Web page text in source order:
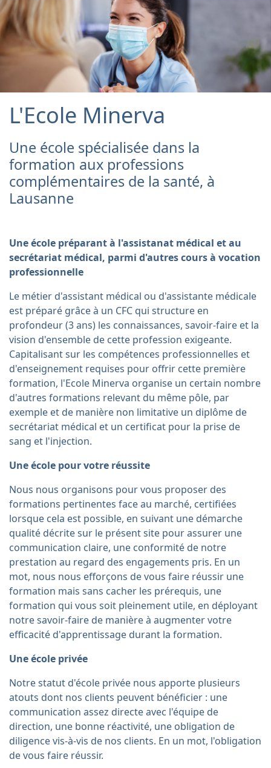
L'Ecole Minerva
Une école spécialisée dans la
formation aux professions
complémentaires de la santé, à
Lausanne
Une école préparant à l'assistanat médical et au
secrétariat médical, parmi d'autres cours à vocation
professionnelle
Le métier d'assistant médical ou d'assistante médicale
est préparé grâce à un CFC qui structure en
profondeur (3 ans) les connaissances, savoir-faire et la
vision d'ensemble de cette profession exigeante.
Capitalisant sur les compétences professionnelles et
d'enseignement requises pour offrir cette première
formation, l'Ecole Minerva organise un certain nombre
d'autres formations relevant du même pôle, par
exemple et de manière non limitative un diplôme de
secrétariat médical et un certificat pour la prise de
sang et l'injection.
Une école pour votre réussite
Nous nous organisons pour vous proposer des
formations pertinentes face au marché, certifiées
lorsque cela est possible, en suivant une démarche
qualité décrite sur le présent site pour assurer une
communication claire, une conformité de notre
prestation au regard des engagements pris. En un
mot, nous nous efforçons de vous faire réussir une
formation mais sans cacher les prérequis, une
formation qui vous soit pleinement utile, en déployant
notre savoir-faire de manière à augmenter votre
efficacité d'apprentissage durant la formation.
Une école privée
Notre statut d'école privée nous apporte plusieurs
atouts dont nos clients peuvent bénéficier : une
communication assez directe avec l'équipe de
direction, une bonne réactivité, une obligation de
diligence vis-à-vis de nos clients. En un mot, l'obligation
de vous faire réussir.